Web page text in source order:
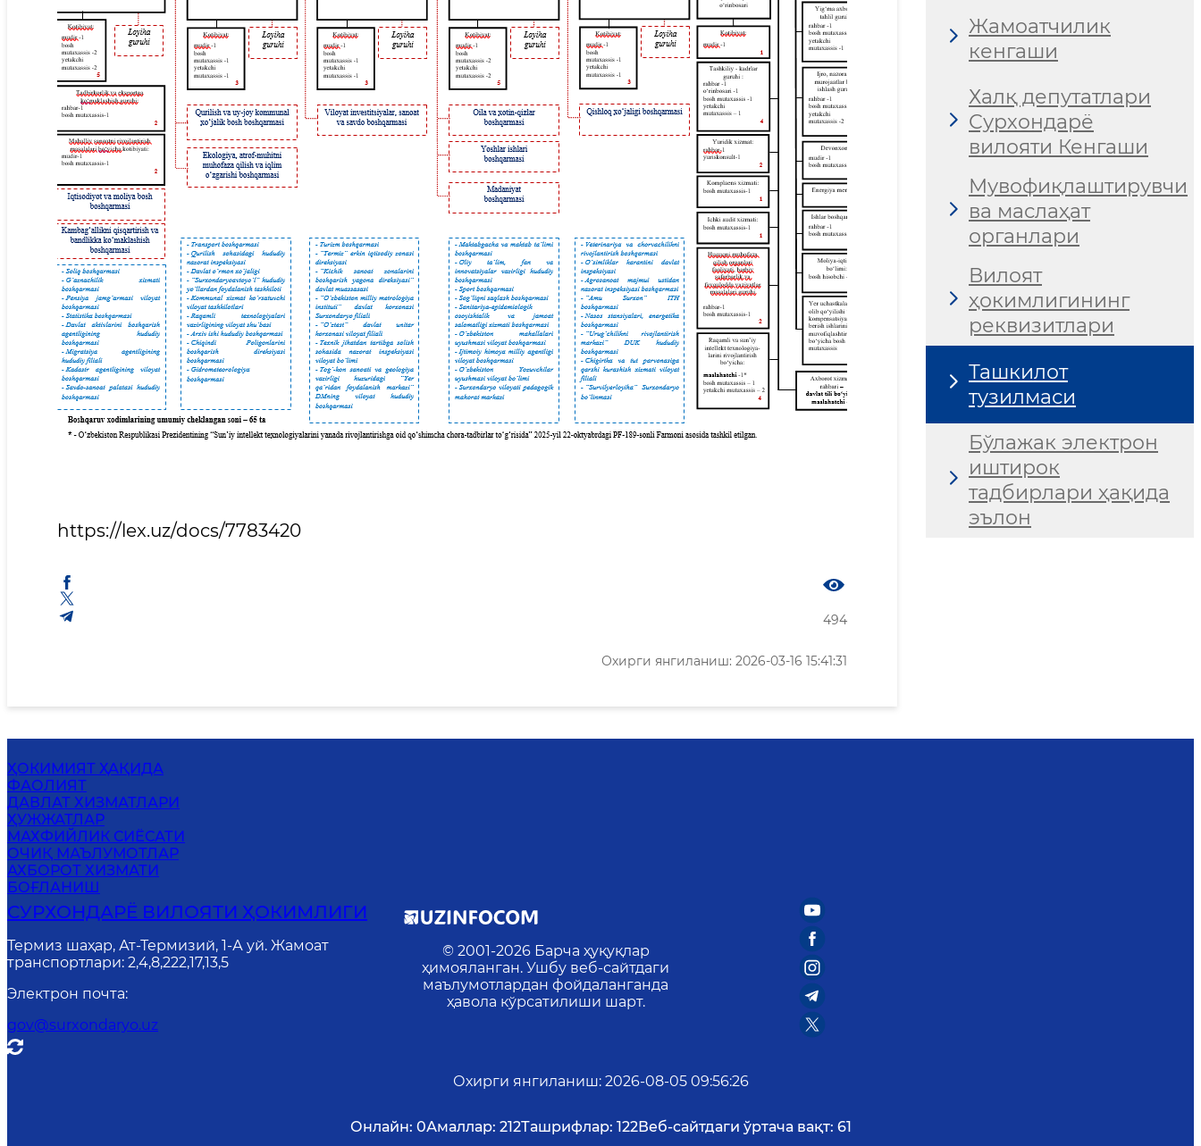
https://lex.uz/docs/7783420
494
Охирги янгиланиш: 2026-03-16 15:41:31
Жамоатчилик
кенгаши
Халқ депутатлари
Сурхондарё
вилояти Кенгаши
Мувофиқлаштирувчи
ва маслаҳат
органлари
Вилоят
ҳокимлигининг
реквизитлари
Ташкилот
тузилмаси
Бўлажак электрон
иштирок
тадбирлари ҳақида
эълон
ҲОКИМИЯТ ҲАҚИДА
ФАОЛИЯТ
ДАВЛАТ ХИЗМАТЛАРИ
ҲУЖЖАТЛАР
MАХФИЙЛИК СИЁСАТИ
ОЧИҚ МАЪЛУМОТЛАР
АХБОРОТ ХИЗМАТИ
БОҒЛАНИШ
СУРХОНДАРЁ ВИЛОЯТИ ҲОКИМЛИГИ
Термиз шаҳар, Ат-Термизий, 1-А уй. Жамоат
транспортлари: 2,4,8,222,17,13,5
Электрон почта:
gov@surxondaryo.uz
© 2001-2026 Барча ҳуқуқлар
ҳимояланган. Ушбу веб-сайтдаги
маълумотлардан фойдаланганда
ҳавола кўрсатилиши шарт.
Охирги янгиланиш: 2026-08-05 09:56:26
Онлайн: 0Амаллар: 212Ташрифлар: 122Веб-сайтдаги ўртача вақт: 61